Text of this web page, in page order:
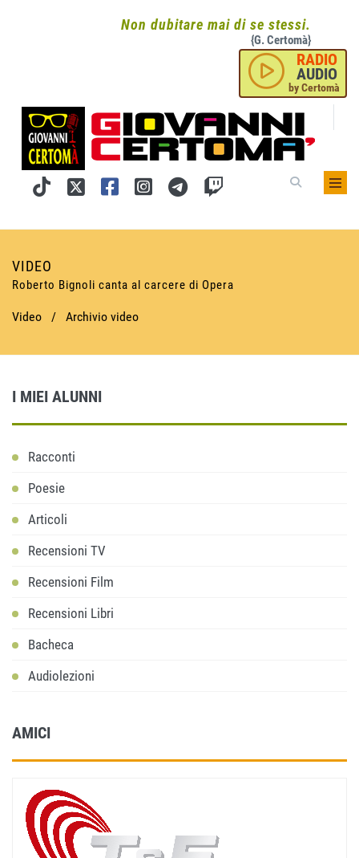
Non dubitare mai di se stessi.
{G. Certomà}
RADIO
AUDIO
by Certomà
VIDEO
Roberto Bignoli canta al carcere di Opera
Video / Archivio video
I MIEI ALUNNI
Racconti
Poesie
Articoli
Recensioni TV
Recensioni Film
Recensioni Libri
Bacheca
Audiolezioni
AMICI